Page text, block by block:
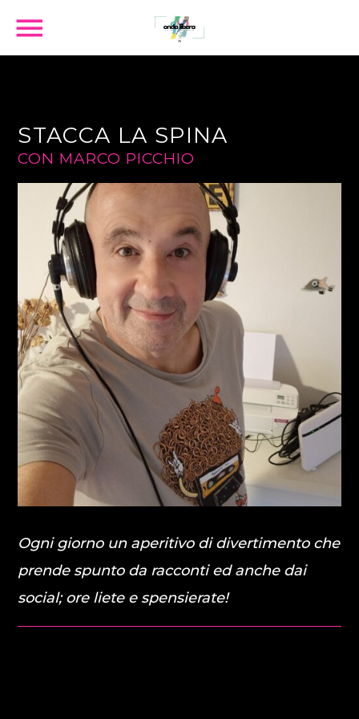
SEARCH IN THE WEBSITE:
ONDA BEACH
colonna sonora perfetta per il tuo pomeriggio.[...]
Discover More
STACCA LA SPINA
CON MARCO PICCHIO
Ogni giorno un aperitivo di divertimento che
prende spunto da racconti ed anche dai
social; ore liete e spensierate!